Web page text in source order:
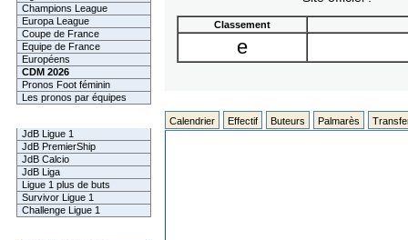
Champions League
Europa League
Coupe de France
Equipe de France
Européens
CDM 2026
Pronos Foot féminin
Les pronos par équipes
JdB Ligue 1
JdB PremierShip
JdB Calcio
JdB Liga
Ligue 1 plus de buts
Survivor Ligue 1
Challenge Ligue 1
Classement
e
Calendrier Effectif Buteurs Palmarès